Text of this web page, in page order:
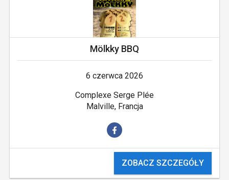
Mölkky BBQ
6 czerwca 2026
Complexe Serge Plée
Malville, Francja
ZOBACZ SZCZEGÓŁY